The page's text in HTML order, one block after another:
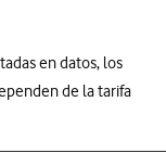
en datos, los
de la tarifa